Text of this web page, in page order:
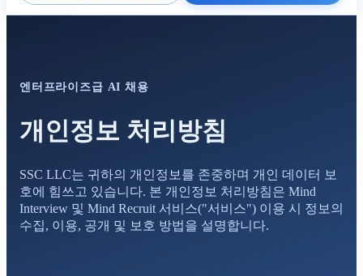
엔터프라이즈급 AI 채용
개인정보 처리방침
SSC LLC는 귀하의 개인정보를 존중하며 개인 데이터 보
호에 힘쓰고 있습니다. 본 개인정보 처리방침은 Mind
Interview 및 Mind Recruit 서비스("서비스") 이용 시 정보의
수집, 이용, 공개 및 보호 방법을 설명합니다.